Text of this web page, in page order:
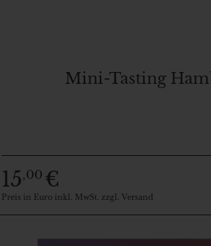
Mini-Tasting
15,00 €
Preis in Euro inkl. MwSt. zzgl. Versand